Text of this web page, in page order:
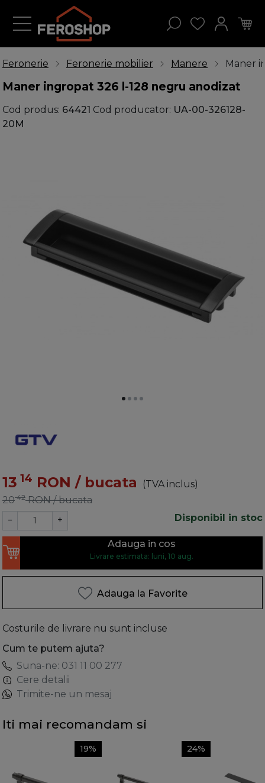
Feronerie Feronerie mobilier Manere Maner
Maner ingropat 326 l-128 negru anodizat
Cod produs: 64421 Cod producator: UA-00-326128-
20M
13 14 RON / bucata
(TVA inclus)
2042 RON / bucata
Disponibil in stoc
− +
Adauga in cos
Livrare estimata: luni, 10 aug.
Adauga la Favorite
Costurile de livrare nu sunt incluse
Cum te putem ajuta?
Suna-ne: 031 11 00 277
Cere detalii
Trimite-ne un mesaj
Iti mai recomandam si
19% 24%